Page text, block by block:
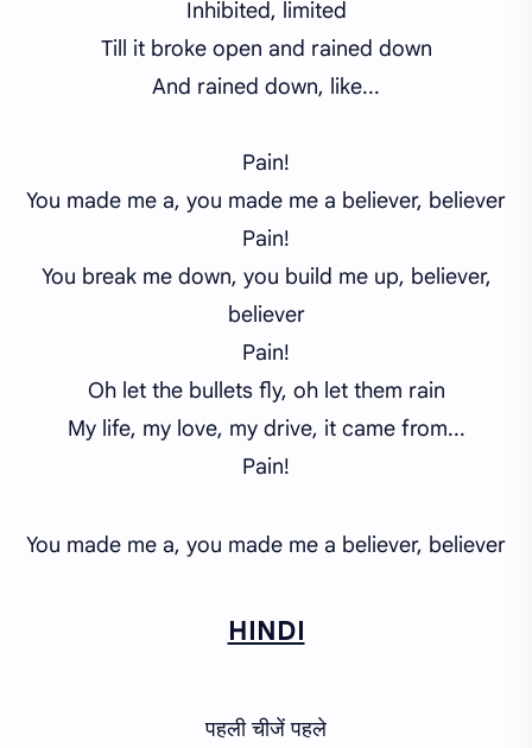
Inhibited, limited
Till it broke open and rained down
And rained down, like...
Pain!
You made me a, you made me a believer, believer
Pain!
You break me down, you build me up, believer,
believer
Pain!
Oh letthe bullets fly, oh let them rain
My life, my love, my drive, it came from...
Pain!
You made me a, you made me a believer, believer
HINDI
पहली चीजें पहले